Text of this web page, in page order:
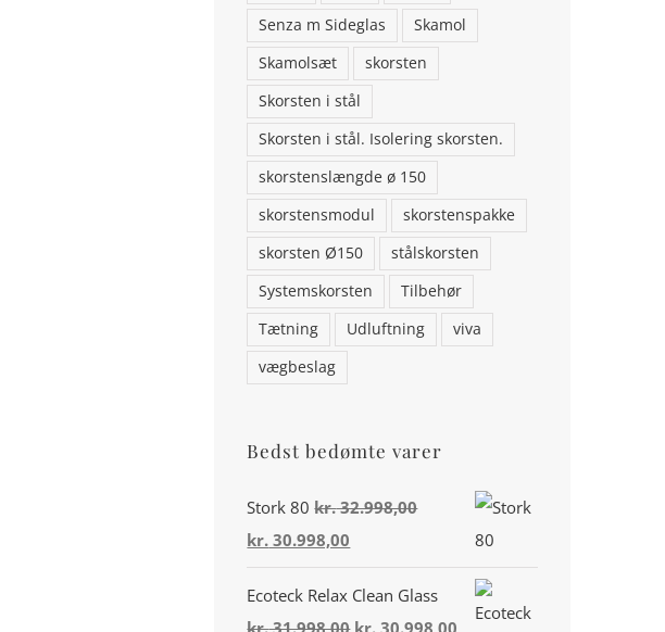
Senza m Sideglas
Skamol
Skamolsæt
skorsten
Skorsten i stål
Skorsten i stål. Isolering skorsten.
skorstenslængde ø 150
skorstensmodul
skorstenspakke
skorsten Ø150
stålskorsten
Systemskorsten
Tilbehør
Tætning
Udluftning
viva
vægbeslag
Bedst bedømte varer
Stork 80 kr.32.998,00
Den
oprindelige
pris
kr. 30.998,00
aktuelle
pris
Ecoteck Relax Clean Glass
Den
Din konto